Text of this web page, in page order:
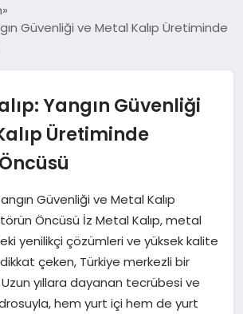
Güvenliği ve Metal Kalıp Üretiminde
Yangın Güvenliği
Üretiminde
Güvenliği ve Metal Kalıp
Öncüsü İz Metal Kalıp, metal
yenilikçi çözümleri ve yüksek kalite
çeken, Türkiye merkezli bir
yıllara dayanan tecrübesi ve
hem yurt içi hem de yurt